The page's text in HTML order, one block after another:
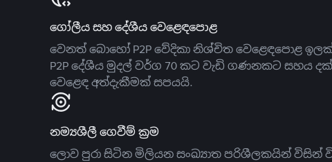
ගෝලීය සහ දේශීය වෙළෙඳපොළ
වෙනත් බොහෝ P2P වේදිකා නිශ්චිත වෙළෙඳපොළ
P2P දේශීය මුදල් වර්ග 70 කට වැඩි ගණනකට සහය
වෙළෙඳ අත්දැකීමක් සපයයි.
නම්‍යශීලී ගෙවීම් ක්‍රම
ලොව පුරා සිටින මිලියන සංඛ්‍යාත පරිශීලකයින් විසින්